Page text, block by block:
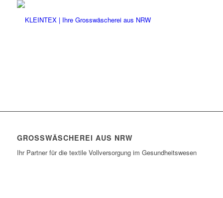
GROSSWÄSCHEREI AUS NRW
Ihr Partner für die textile Vollversorgung im Gesundheitswesen